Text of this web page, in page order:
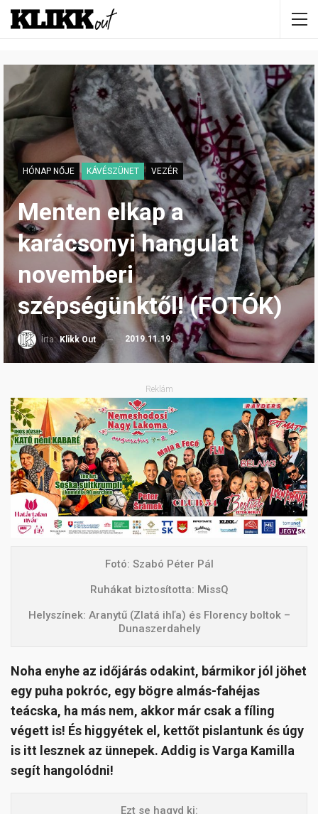
HÓNAP NŐJE KÁVÉSZÜNET VEZÉR
Menten elkap a
karácsonyi hangulat
novemberi
szépségünktől! (FOTÓK)
Írta: Klikk Out 2019.11.19.
Reklám
Fotó: Szabó Péter Pál
Ruhákat biztosította: MissQ
Helyszínek: Aranytű (Zlatá ihľa) és Florency boltok –
Dunaszerdahely
Noha enyhe az időjárás odakint, bármikor jól jöhet
egy puha pokróc, egy bögre almás-fahéjas
teácska, ha más nem, akkor már csak a fíling
végett is! És higgyétek el, kettőt pislantunk és úgy
is itt lesznek az ünnepek. Addig is Varga Kamilla
segít hangolódni!
Ezt se hagyd ki: